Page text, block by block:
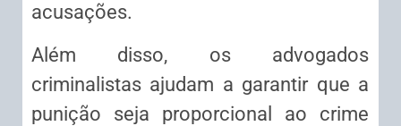
acusações.
Além disso, os advogados
criminalistas ajudam a garantir que a
punição seja proporcional ao crime